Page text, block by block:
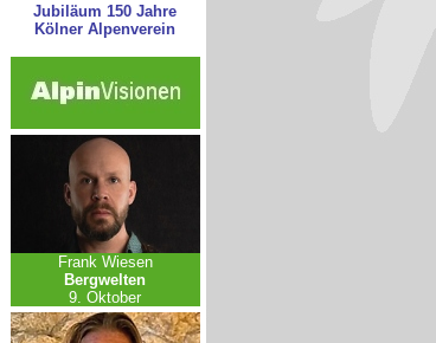
Jubiläum 150 Jahre
Kölner Alpenverein
Frank Wiesen
Bergwelten
9. Oktober